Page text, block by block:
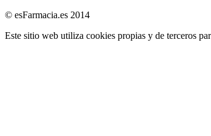
© esFarmacia.es 2014
Este sitio web utiliza cookies propias y de terceros